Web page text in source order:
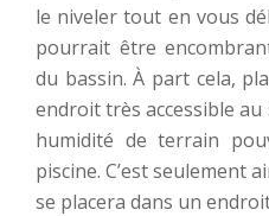
le niveler tout en vous
pourrait être
du bassin. À part cela,
endroit très accessible
humidité de terrain
piscine. C’est seulement
se placera dans un